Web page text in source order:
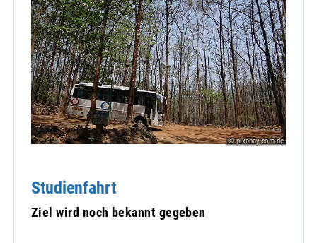
© pixabay.com.de
Studienfahrt
Ziel wird noch bekannt gegeben